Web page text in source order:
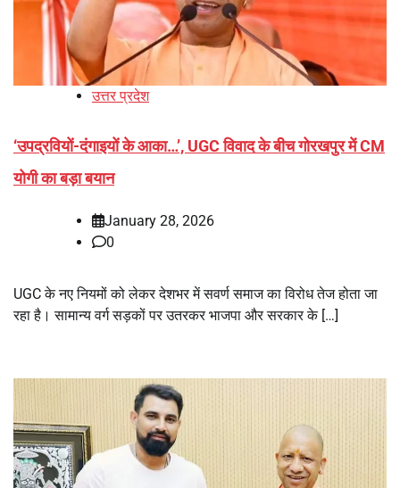
उत्तर प्रदेश
‘उपद्रवियों-दंगाइयों के आका…’, UGC विवाद के बीच गोरखपुर में CM
योगी का बड़ा बयान
January 28, 2026
0
UGC के नए नियमों को लेकर देशभर में सवर्ण समाज का विरोध तेज होता जा
रहा है। सामान्य वर्ग सड़कों पर उतरकर भाजपा और सरकार के […]